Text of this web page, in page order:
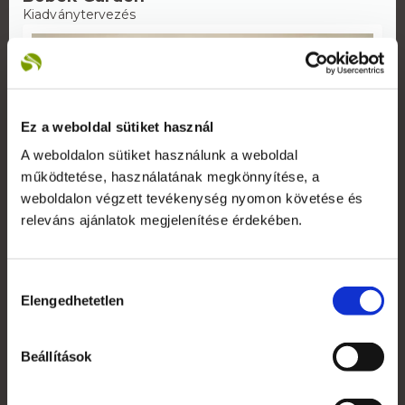
Ez a weboldal sütiket használ
A weboldalon sütiket használunk a weboldal
működtetése, használatának megkönnyítése, a
weboldalon végzett tevékenység nyomon követése és
releváns ajánlatok megjelenítése érdekében.
kiválasztása
Elengedhetetlen
Beállítások
Kiadványtervezés
Danny Blue
Kiadványtervezés